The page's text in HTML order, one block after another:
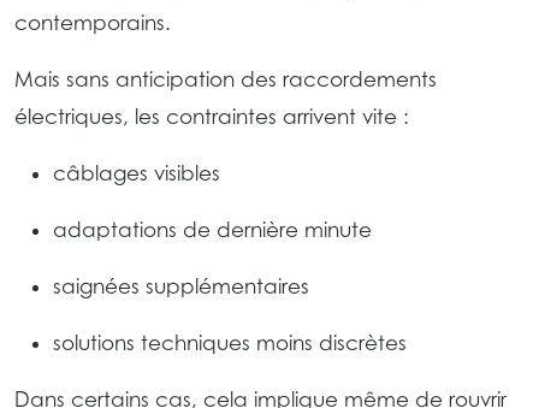
contemporains.
Mais sans anticipation des raccordements
électriques, les contraintes arrivent vite :
câblages visibles
adaptations de dernière minute
saignées supplémentaires
solutions techniques moins discrètes
Dans certains cas, cela implique même de rouvrir